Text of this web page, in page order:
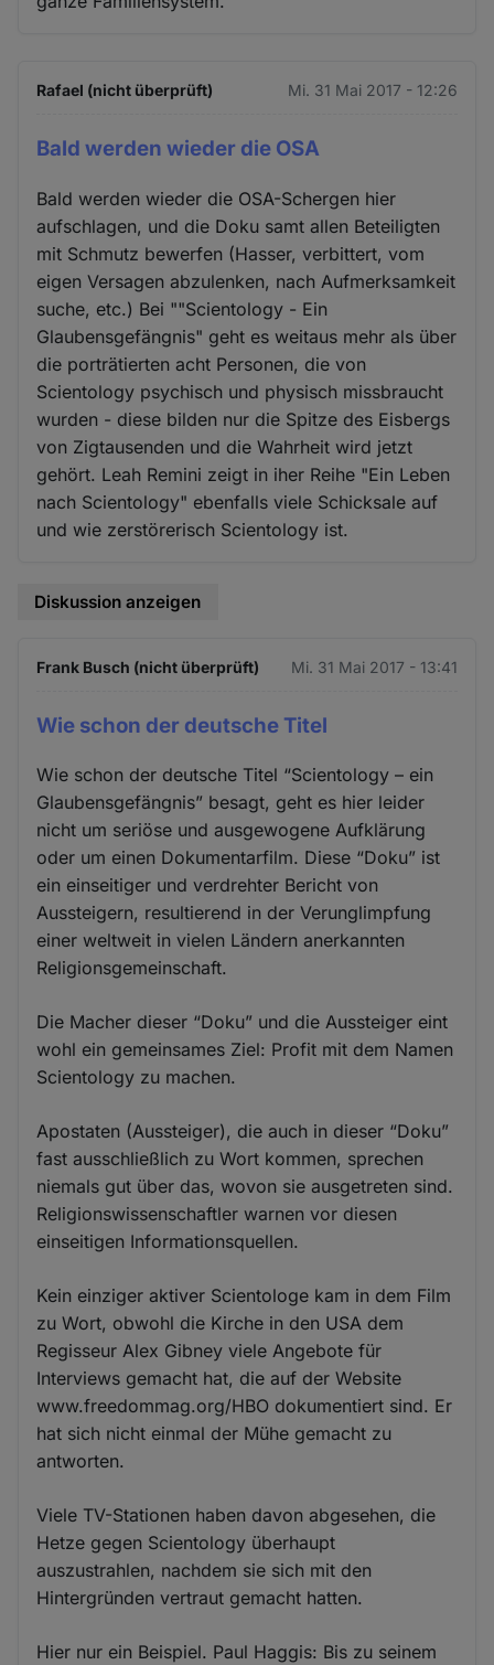
Rafael (nicht überprüft) Mi. 31 Mai 2017 - 12:26
Bald werden wieder die OSA
Bald werden wieder die OSA-Schergen hier
aufschlagen, und die Doku samt allen Beteiligten
mit Schmutz bewerfen (Hasser, verbittert, vom
eigen Versagen abzulenken, nach Aufmerksamkeit
suche, etc.) Bei ""Scientology - Ein
Glaubensgefängnis" geht es weitaus mehr als über
die por­t­rä­tie­rten acht Personen, die von
Scientology psychisch und physisch missbraucht
wurden - diese bilden nur die Spitze des Eisbergs
von Zigtausenden und die Wahrheit wird jetzt
gehört. Leah Remini zeigt in iher Reihe "Ein Leben
nach Scientology" ebenfalls viele Schicksale auf
und wie zerstörerisch Scientology ist.
Diskussion anzeigen
Frank Busch (nicht überprüft) Mi. 31 Mai 2017 - 13:41
Wie schon der deutsche Titel
Wie schon der deutsche Titel “Scientology – ein
Glaubensgefängnis” besagt, geht es hier leider
nicht um seriöse und ausgewogene Aufklärung
oder um einen Dokumentarfilm. Diese “Doku” ist
ein einseitiger und verdrehter Bericht von
Aussteigern, resultierend in der Verunglimpfung
einer weltweit in vielen Ländern anerkannten
Religionsgemeinschaft.
Die Macher dieser “Doku” und die Aussteiger eint
wohl ein gemeinsames Ziel: Profit mit dem Namen
Scientology zu machen.
Apostaten (Aussteiger), die auch in dieser “Doku”
fast ausschließlich zu Wort kommen, sprechen
niemals gut über das, wovon sie ausgetreten sind.
Religionswissenschaftler warnen vor diesen
einseitigen Informationsquellen.
Kein einziger aktiver Scientologe kam in dem Film
zu Wort, obwohl die Kirche in den USA dem
Regisseur Alex Gibney viele Angebote für
Interviews gemacht hat, die auf der Website
www.freedommag.org/HBO dokumentiert sind. Er
hat sich nicht einmal der Mühe gemacht zu
antworten.
Viele TV-Stationen haben davon abgesehen, die
Hetze gegen Scientology überhaupt
auszustrahlen, nachdem sie sich mit den
Hintergründen vertraut gemacht hatten.
Hier nur ein Beispiel. Paul Haggis: Bis zu seinem